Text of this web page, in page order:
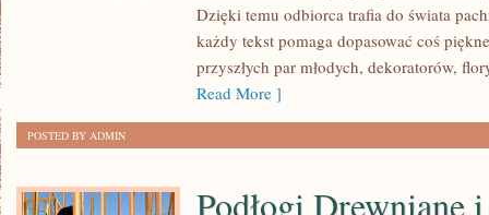
WIĄZANKI
KROK
Dzięki temu odbiorca trafia do świata
każdy tekst pomaga dopasować coś
przyszłych par młodych, dekoratorów,
Read More ]
POSTED BY ADMIN
Podłogi Drewniane